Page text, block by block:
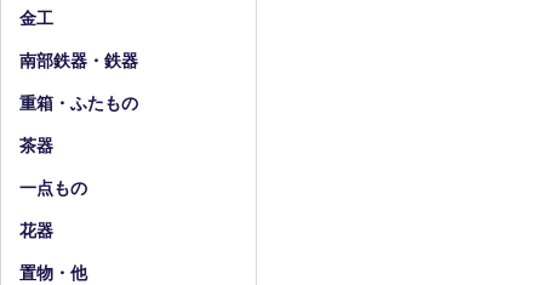
グラス
ガラス皿
金工
南部鉄器・鉄器
重箱・ふたもの
茶器
一点もの
花器
置物・他